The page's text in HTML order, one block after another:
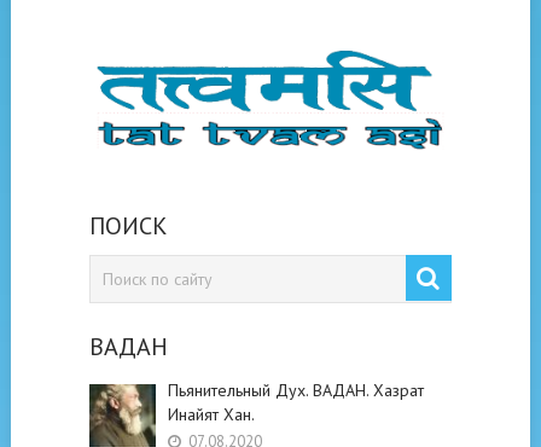
ПОИСК
ВАДАН
Пьянительный Дух. ВАДАН. Хазрат
Инайят Хан.
07.08.2020